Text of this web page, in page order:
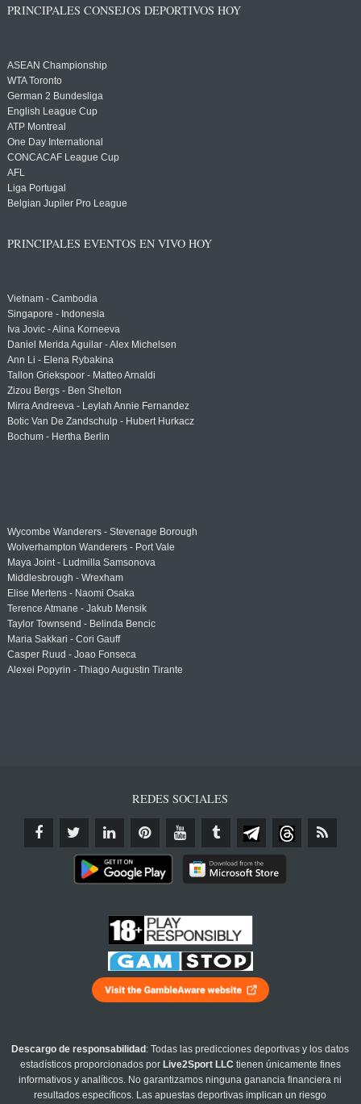
PRINCIPALES CONSEJOS DEPORTIVOS HOY
ASEAN Championship
WTA Toronto
German 2 Bundesliga
English League Cup
ATP Montreal
One Day International
CONCACAF League Cup
AFL
Liga Portugal
Belgian Jupiler Pro League
PRINCIPALES EVENTOS EN VIVO HOY
Vietnam - Cambodia
Singapore - Indonesia
Iva Jovic - Alina Korneeva
Daniel Merida Aguilar - Alex Michelsen
Ann Li - Elena Rybakina
Tallon Griekspoor - Matteo Arnaldi
Zizou Bergs - Ben Shelton
Mirra Andreeva - Leylah Annie Fernandez
Botic Van De Zandschulp - Hubert Hurkacz
Bochum - Hertha Berlin
Wycombe Wanderers - Stevenage Borough
Wolverhampton Wanderers - Port Vale
Maya Joint - Ludmilla Samsonova
Middlesbrough - Wrexham
Elise Mertens - Naomi Osaka
Terence Atmane - Jakub Mensik
Taylor Townsend - Belinda Bencic
Maria Sakkari - Cori Gauff
Casper Ruud - Joao Fonseca
Alexei Popyrin - Thiago Augustin Tirante
REDES SOCIALES
Descargo de responsabilidad : Todas las predicciones deportivas y los datos
estadísticos proporcionados por Live2Sport LLC tienen únicamente fines
informativos y analíticos. No garantizamos ninguna ganancia financiera ni
resultados específicos. Las apuestas deportivas implican un riesgo